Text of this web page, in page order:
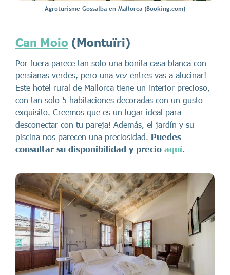
Agroturisme Gossalba en Mallorca (Booking.com)
Can Moio (Montuïri)
Por fuera parece tan solo una bonita casa blanca con
persianas verdes, pero una vez entres vas a alucinar!
Este hotel rural de Mallorca tiene un interior precioso,
con tan solo 5 habitaciones decoradas con un gusto
exquisito. Creemos que es un lugar ideal para
desconectar con tu pareja! Además, el jardín y su
piscina nos parecen una preciosidad. Puedes
consultar su disponibilidad y precio aquí.